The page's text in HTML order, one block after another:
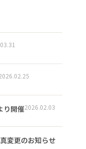
り開催2026.02.03
変更のお知らせ